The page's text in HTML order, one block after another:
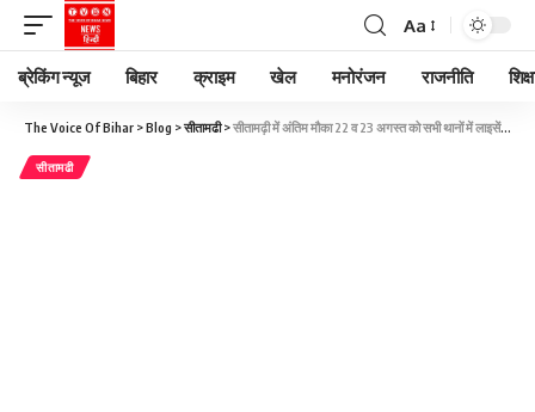
Aa
ब्रेकिंग न्यूज बिहार क्राइम खेल मनोरंजन राजनीति
The Voice Of Bihar >Blog >सीतामढी>सीतामढ़ी में अंतिम मौका 22 व 23 अगस्त को सभी थानों में लाइसेंसी शस्त्र का सत्यापन करे
सीतामढी